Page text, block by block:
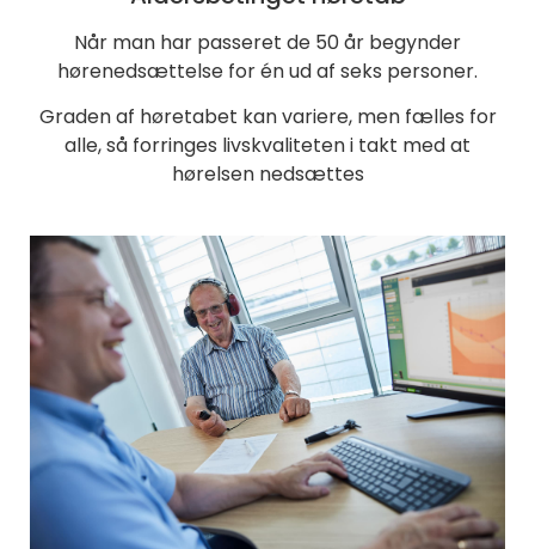
Når man har passeret de 50 år begynder
hørenedsættelse for én ud af seks personer.
Graden af høretabet kan variere, men fælles for
alle, så forringes livskvaliteten i takt med at
hørelsen nedsættes